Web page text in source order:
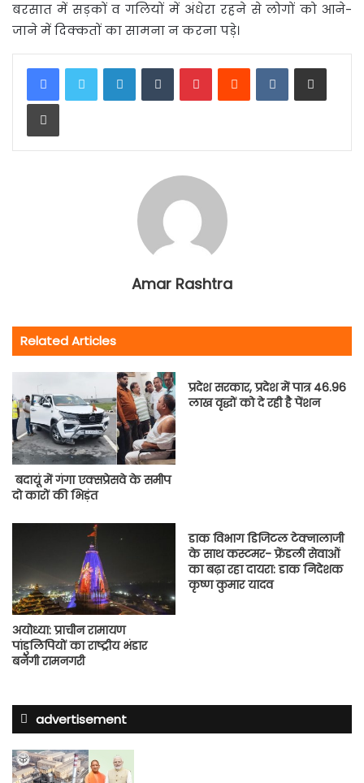
बरसात में सड़कों व गलियों में अंधेरा रहने से लोगों को आने-
जाने में दिक्कतों का सामना न करना पड़े।
LinkedInTumblrPinterestReddit VKontakteShare via Email
Print
Amar Rashtra
Related Articles
बदायूं में गंगा एक्सप्रेसवे के समीप
दो कारों की भिड़ंत
प्रदेश सरकार, प्रदेश में पात्र 46.96
लाख वृद्धों को दे रही है पेंशन
अयोध्या: प्राचीन रामायण
पांडुलिपियों का राष्ट्रीय भंडार
बनेगी रामनगरी
डाक विभाग डिजिटल टेक्नालाजी
के साथ कस्टमर- फ्रेंडली सेवाओं
का बढ़ा रहा दायरा: डाक निदेशक
कृष्ण कुमार यादव
advertisement